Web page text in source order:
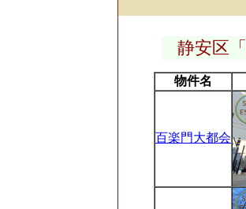
静安区
物件名
百楽門大都会